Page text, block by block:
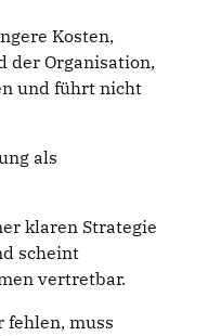
Kosten,
der Organisation,
und führt nicht
als
klaren Strategie
scheint
vertretbar.
fehlen, muss